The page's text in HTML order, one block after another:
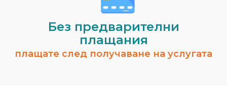
Без предварителни
плащания
плащате след получаване на услугата